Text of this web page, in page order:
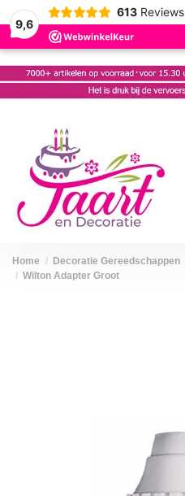
9,6
613 Reviews
Home Decoratie Gereedschappen
Wilton Adapter Groot